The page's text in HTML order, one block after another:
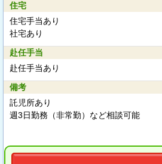
住宅
住宅手当あり
社宅あり
赴任手当
赴任手当あり
備考
託児所あり
週3日勤務（非常勤）など相談可能